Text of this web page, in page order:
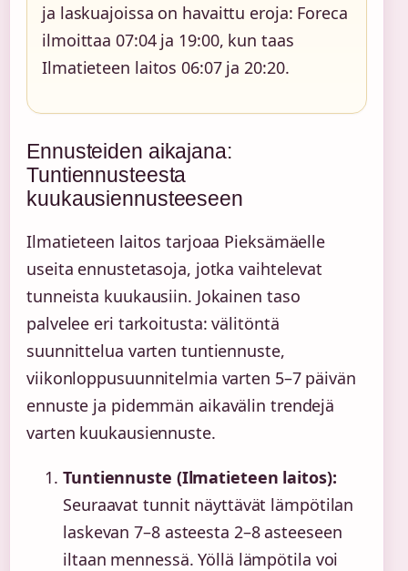
ja laskuajoissa on havaittu eroja: Foreca
ilmoittaa 07:04 ja 19:00, kun taas
Ilmatieteen laitos 06:07 ja 20:20.
Ennusteiden aikajana:
Tuntiennusteesta
kuukausiennusteeseen
Ilmatieteen laitos tarjoaa Pieksämäelle
useita ennustetasoja, jotka vaihtelevat
tunneista kuukausiin. Jokainen taso
palvelee eri tarkoitusta: välitöntä
suunnittelua varten tuntiennuste,
viikonloppusuunnitelmia varten 5–7 päivän
ennuste ja pidemmän aikavälin trendejä
varten kuukausiennuste.
Tuntiennuste (Ilmatieteen laitos):
Seuraavat tunnit näyttävät lämpötilan
laskevan 7–8 asteesta 2–8 asteeseen
iltaan mennessä. Yöllä lämpötila voi